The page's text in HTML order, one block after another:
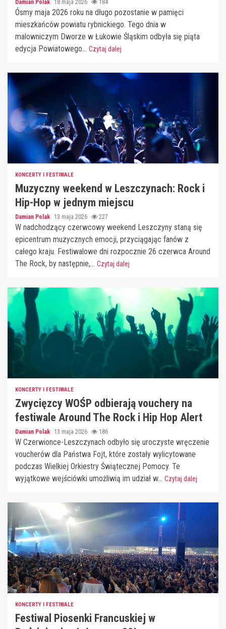
Damian Polak 18 maja 2026 184
Ósmy maja 2026 roku na długo pozostanie w pamięci
mieszkańców powiatu rybnickiego. Tego dnia w
malowniczym Dworze w Łukowie Śląskim odbyła się piąta
edycja Powiatowego... Czytaj dalej
KONCERTY I FESTIWALE
Muzyczny weekend w Leszczynach: Rock i
Hip-Hop w jednym miejscu
Damian Polak 13 maja 2026 227
W nadchodzący czerwcowy weekend Leszczyny staną się
epicentrum muzycznych emocji, przyciągając fanów z
całego kraju. Festiwalowe dni rozpocznie 26 czerwca Around
The Rock, by następnie,... Czytaj dalej
KONCERTY I FESTIWALE
Zwycięzcy WOŚP odbierają vouchery na
festiwale Around The Rock i Hip Hop Alert
Damian Polak 13 maja 2026 186
W Czerwionce-Leszczynach odbyło się uroczyste wręczenie
voucherów dla Państwa Fojt, które zostały wylicytowane
podczas Wielkiej Orkiestry Świątecznej Pomocy. Te
wyjątkowe wejściówki umożliwią im udział w... Czytaj dalej
KONCERTY I FESTIWALE
Festiwal Piosenki Francuskiej w